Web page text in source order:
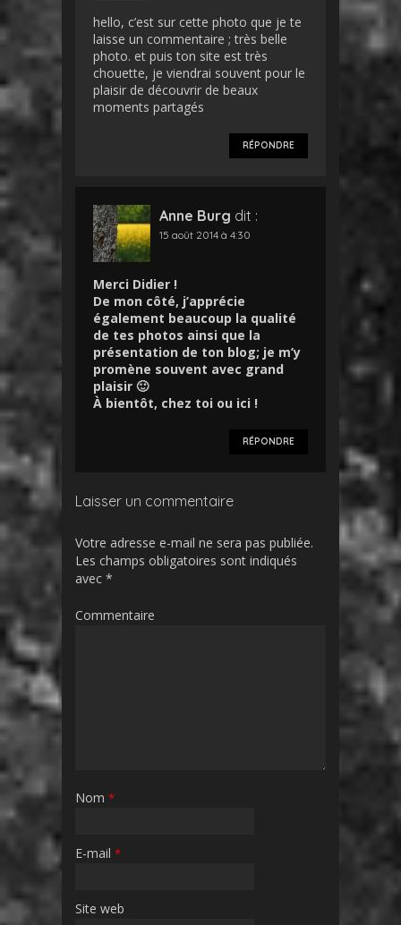
hello, c’est sur cette photo que je te
laisse un commentaire ; très belle
photo. et puis ton site est très
chouette, je viendrai souvent pour le
plaisir de découvrir de beaux
moments partagés
RÉPONDRE
Anne Burg dit :
15 août 2014 à 4:30
Merci Didier !
De mon côté, j’apprécie
également beaucoup la qualité
de tes photos ainsi que la
présentation de ton blog; je m’y
promène souvent avec grand
plaisir 🙂
À bientôt, chez toi ou ici !
RÉPONDRE
Laisser un commentaire
Votre adresse e-mail ne sera pas publiée.
Les champs obligatoires sont indiqués
avec *
Commentaire
Nom *
E-mail *
Site web